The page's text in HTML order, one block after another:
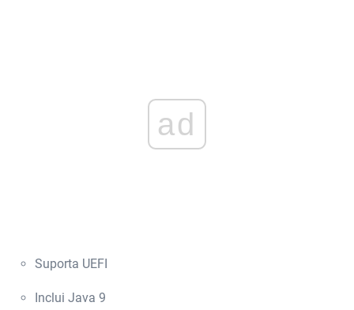
ad
Suporta UEFI
Inclui Java 9